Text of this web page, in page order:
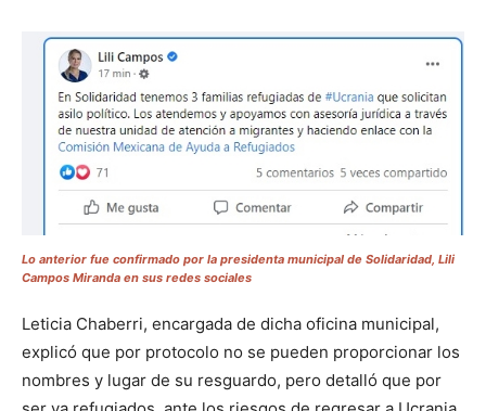
Lo anterior fue confirmado por la presidenta municipal de Solidaridad, Lili
Campos Miranda en sus redes sociales
Leticia Chaberri, encargada de dicha oficina municipal,
explicó que por protocolo no se pueden proporcionar los
nombres y lugar de su resguardo, pero detalló que por